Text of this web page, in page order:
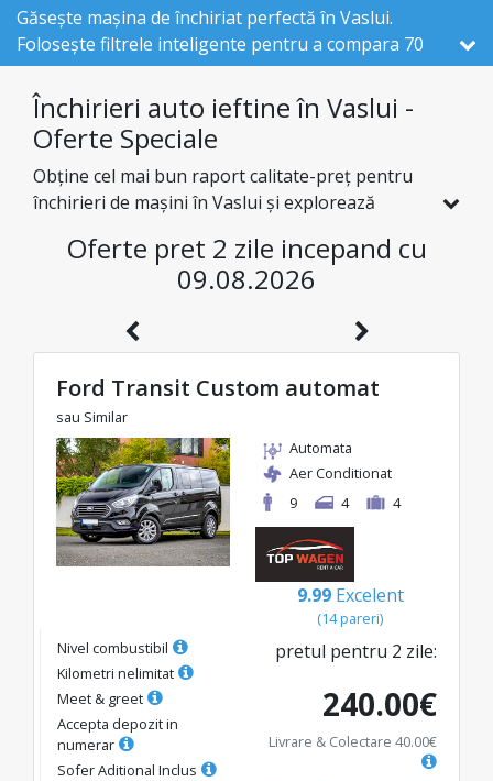
Găsește mașina de închiriat perfectă în Vaslui.
Folosește filtrele inteligente pentru a compara 70
vehicule de închiriat , din cele 524 disponibile în
România, de la 4 firme locale din Vaslui .
Închirieri auto ieftine în Vaslui -
Oferte Speciale
Obține cel mai bun raport calitate-preț pentru
închirieri de mașini în Vaslui și explorează
special pentru tine vehicule cu reduceri reale, ca
să te bucuri de o călătorie fără griji și cu un
Oferte pret 2 zile incepand cu
09.08.2026
Ford Transit Custom automat
sau Similar
Automata
Aer Conditionat
9
4 4
9.99 Excelent
(14pareri)
Nivel combustibil
Kilometri nelimitat
Meet & greet
Accepta depozit in
numerar
Sofer Aditional Inclus
pretul pentru 2 zile:
240.00€
Livrare & Colectare 40.00€